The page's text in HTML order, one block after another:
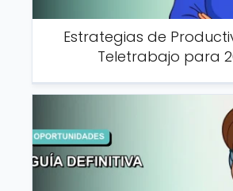
Estrategias de
Teletrabajo para